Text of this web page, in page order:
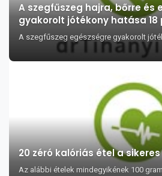
A szegfűszeg hajra, bőrre és
gyakorolt jótékony hatása 18
A szegfűszeg egészségre gyakorolt
20 zéró kalóriás étel a
Az alábbi ételek mindegyikének 100